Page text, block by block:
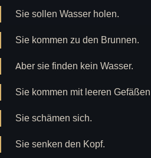
Sie sollen Wasser holen.
Sie kommen zu den Brunnen.
Aber sie finden kein Wasser.
Sie kommen mit leeren
Sie schämen sich.
Sie senken den Kopf.